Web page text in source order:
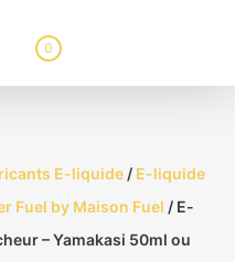
0
E-liquide/ E-liquide
Fuel by Maison Fuel / E-
– Yamakasi 50ml ou